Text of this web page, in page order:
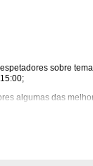
sobre
algumas das